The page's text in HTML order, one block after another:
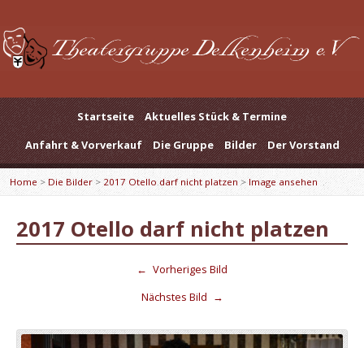
Startseite
Aktuelles Stück & Termine
Anfahrt & Vorverkauf
Die Gruppe Bilder Der Vorstand
Home > Die Bilder> 2017 Otello darf nicht platzen >Image ansehen
2017 Otello darf nicht platzen
← Vorheriges Bild
Nächstes Bild →